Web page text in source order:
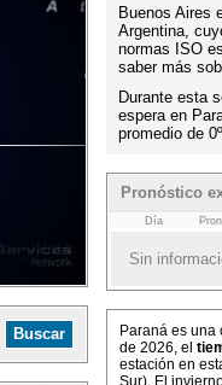
Buenos Aires
Argentina,
normas ISO
saber más
Durante esta
espera en
promedio de
Pronóstico
Día
Sin
Paraná es
de 2026, el
estación en
Sur). El